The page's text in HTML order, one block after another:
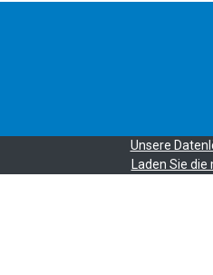
Unsere
Laden Sie